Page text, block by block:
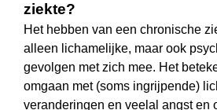
ziekte?
Het hebben van een chronische
alleen lichamelijke, maar ook
gevolgen met zich mee. Het
omgaan met (soms ingrijpende)
veranderingen en veelal angst en